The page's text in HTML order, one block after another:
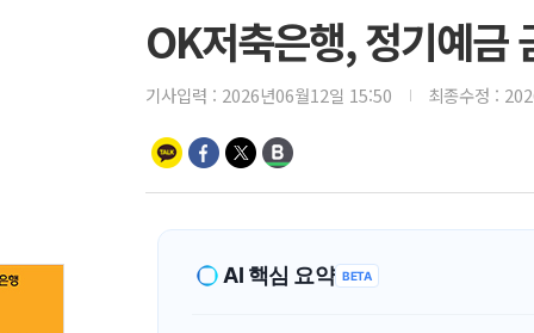
OK저축은행, 정기예
기사입력 : 2026년06월12일 15:50 최종수정 :
AI 핵심 요약 BETA